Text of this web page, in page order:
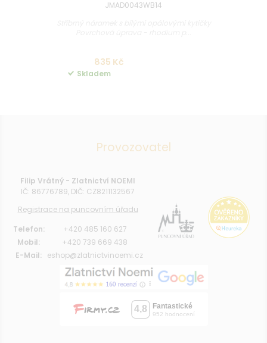
JMAD0043WB14
835 Kč
Skladem
Provozovatel
Filip Vrátný - Zlatnictví NOEMI
IČ: 86776789, DIČ: CZ8211132567
Registrace na puncovním úřadu
Telefon:
+420 485 160 627
Mobil:
+420 739 669 438
E-Mail:
eshop@zlatnictvinoemi.cz